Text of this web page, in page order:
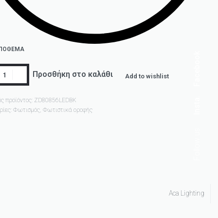
Προσθήκη στο καλάθι Add to wishlist
προϊόντος: ZD80856LEDBK
Φωτισμός, Φωτιστικά οροφής
Aca Lighting